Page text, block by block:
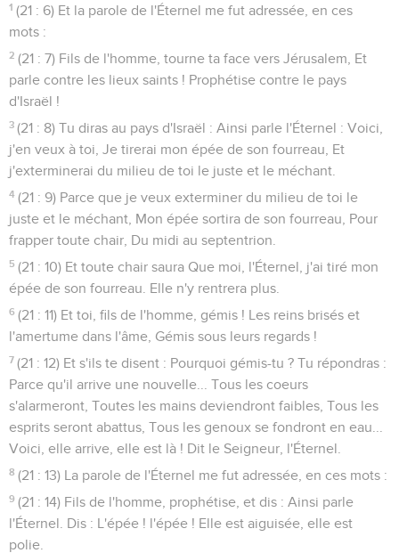
1 (21 : 6) Et la parole de l'Éternel me fut adressée, en ces
mots :
2 (21 : 7) Fils de l'homme, tourne ta face vers Jérusalem, Et
parle contre les lieux saints ! Prophétise contre le pays
d'Israël !
3 (21 : 8) Tu diras au pays d'Israël : Ainsi parle l'Éternel : Voici,
j'en veux à toi, Je tirerai mon épée de son fourreau, Et
j'exterminerai du milieu de toi le juste et le méchant.
4 (21 : 9) Parce que je veux exterminer du milieu de toi le
juste et le méchant, Mon épée sortira de son fourreau, Pour
frapper toute chair, Du midi au septentrion.
5 (21 : 10) Et toute chair saura Que moi, l'Éternel, j'ai tiré mon
épée de son fourreau. Elle n'y rentrera plus.
6 (21 : 11) Et toi, fils de l'homme, gémis ! Les reins brisés et
l'amertume dans l'âme, Gémis sous leurs regards !
7 (21 : 12) Et s'ils te disent : Pourquoi gémis-tu ? Tu répondras :
Parce qu'il arrive une nouvelle... Tous les coeurs
s'alarmeront, Toutes les mains deviendront faibles, Tous les
esprits seront abattus, Tous les genoux se fondront en eau...
Voici, elle arrive, elle est là ! Dit le Seigneur, l'Éternel.
8 (21 : 13) La parole de l'Éternel me fut adressée, en ces mots :
9 (21 : 14) Fils de l'homme, prophétise, et dis : Ainsi parle
l'Éternel. Dis : L'épée ! l'épée ! Elle est aiguisée, elle est
polie.